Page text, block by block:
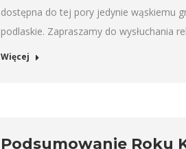
dostępna do tej pory jedynie wąskiemu
podlaskie. Zapraszamy do wysłuchania
Więcej
Podsumowanie Roku